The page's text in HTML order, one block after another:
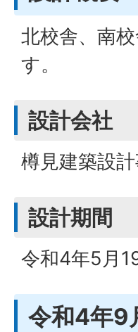
北校舎、南
す。
設計会社
樽見建築設
設計期間
令和4年5月
令和4年9